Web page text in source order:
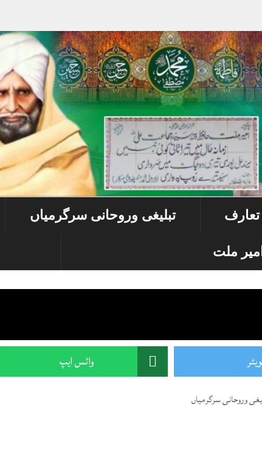
تبلیغی وروحانی سرگرمیاں
ملت
واٹس ایپ
وروحانی سرگرمیاں